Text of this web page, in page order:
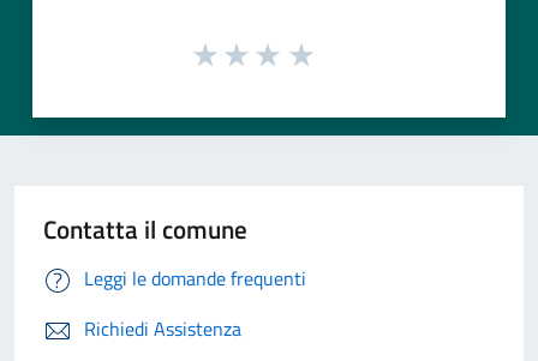
Contatta il comune
Leggi le domande frequenti
Richiedi Assistenza